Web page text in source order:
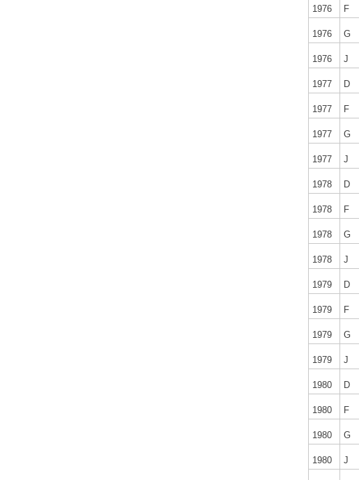
1976 F
1976 G
1976 J
1977 D
1977 F
1977 G
1977 J
1978 D
1978 F
1978 G
1978 J
1979 D
1979 F
1979 G
1979 J
1980 D
1980 F
1980 G
1980 J